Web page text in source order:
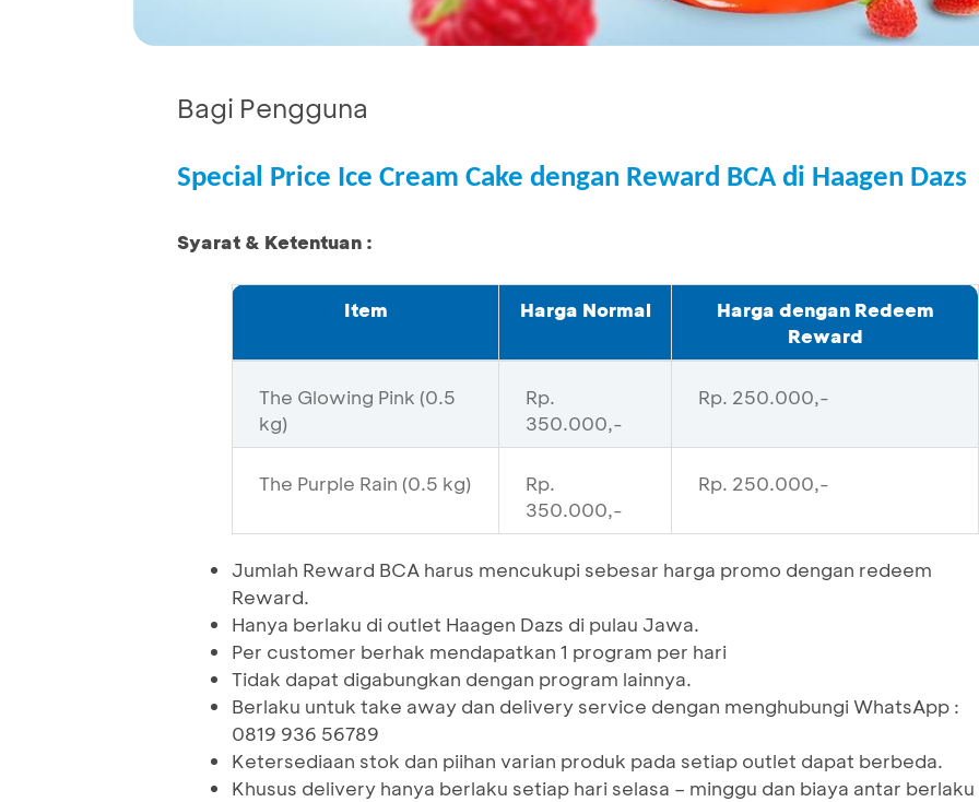
Bagi Pengguna
Special Price Ice Cream Cake dengan Reward BCA di Haagen Dazs
Syarat & Ketentuan :
Item Harga Normal
Harga dengan Redeem
Reward
The Glowing Pink (0.5
kg)
Rp.
350.000,-
Rp. 250.000,-
The Purple Rain (0.5 kg)
Rp.
350.000,-
Rp. 250.000,-
Jumlah Reward BCA harus mencukupi sebesar harga promo dengan redeem
Reward.
Hanya berlaku di outlet Haagen Dazs di pulau Jawa.
Per customer berhak mendapatkan 1 program per hari
Tidak dapat digabungkan dengan program lainnya.
Berlaku untuk take away dan delivery service dengan menghubungi WhatsApp :
0819 936 56789
Ketersediaan stok dan piihan varian produk pada setiap outlet dapat berbeda.
Khusus delivery hanya berlaku setiap hari selasa – minggu dan biaya antar berlaku